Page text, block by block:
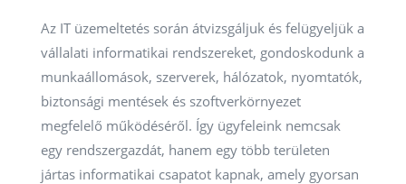
Az IT üzemeltetés során átvizsgáljuk és felügyeljük a
vállalati informatikai rendszereket, gondoskodunk a
munkaállomások, szerverek, hálózatok, nyomtatók,
biztonsági mentések és szoftverkörnyezet
megfelelő működéséről. Így ügyfeleink nemcsak
egy rendszergazdát, hanem egy több területen
jártas informatikai csapatot kapnak, amely gyorsan